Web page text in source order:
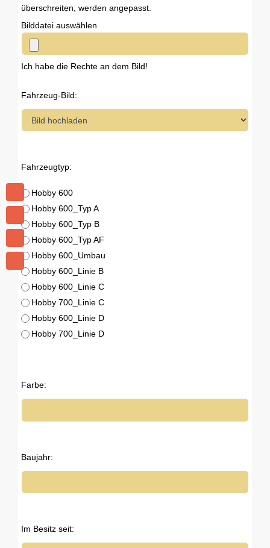
überschreiten, werden angepasst.
Bilddatei auswählen
Ich habe die Rechte an dem Bild!
Fahrzeug-Bild:
Fahrzeugtyp:
Hobby 600
Hobby 600_Typ A
Hobby 600_Typ B
Hobby 600_Typ AF
Hobby 600_Umbau
Hobby 600_Linie B
Hobby 600_Linie C
Hobby 700_Linie C
Hobby 600_Linie D
Hobby 700_Linie D
Farbe:
Baujahr:
Im Besitz seit: